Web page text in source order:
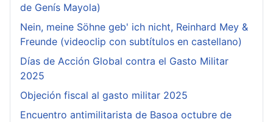
de Genís Mayola)
Nein, meine Söhne geb' ich nicht, Reinhard Mey &
Freunde (videoclip con subtítulos en castellano)
Días de Acción Global contra el Gasto Militar
2025
Objeción fiscal al gasto militar 2025
Encuentro antimilitarista de Basoa octubre de